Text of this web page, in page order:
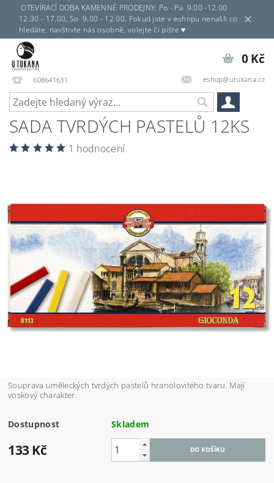
OTEVÍRACÍ DOBA KAMENNÉ PRODEJNY: Po - Pá 9.00 -12.00
12.30 - 17.00, So 9.00 - 12.00. Pokud jste v eshopu nenašli co
hledáte, navštivte nás osobně, volejte či pište ♥
608641631 eshop@utukana.cz
0 Kč
SADA TVRDÝCH PASTELŮ 12KS
1 hodnocení
Souprava uměleckých tvrdých pastelů hranolovitého tvaru. Mají
voskový charakter.
Dostupnost Skladem
133 Kč